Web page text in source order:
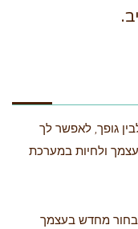
גופך, לאפשר לך
ולחיות במערכת
מחדש בעצמך